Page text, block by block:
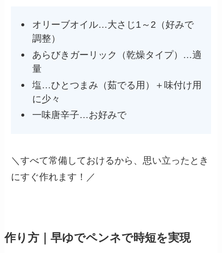
オリーブオイル…大さじ1～2（好みで
調整）
あらびきガーリック（乾燥タイプ）…適
量
塩…ひとつまみ（茹でる用）＋味付け用
に少々
一味唐辛子…お好みで
＼すべて常備しておけるから、思い立ったとき
にすぐ作れます！／
作り方｜早ゆでペンネで時短を実現